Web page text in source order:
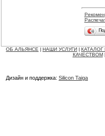
ОБ АЛЬЯНСЕ НАШИ УСЛУГИ
КАЧЕСТВОМ
Дизайн и поддержка: Silicon Taiga